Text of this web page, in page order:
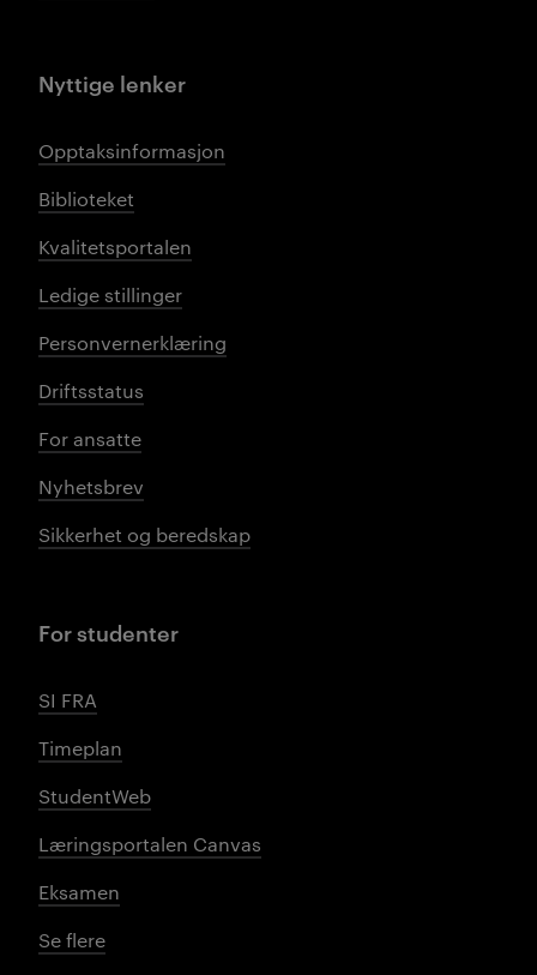
Nyttige lenker
Opptaksinformasjon
Biblioteket
Kvalitetsportalen
Ledige stillinger
Personvernerklæring
Driftsstatus
For ansatte
Nyhetsbrev
Sikkerhet og beredskap
For studenter
SI FRA
Timeplan
StudentWeb
Læringsportalen Canvas
Eksamen
Se flere